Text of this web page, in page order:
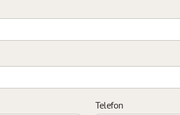
Telefon